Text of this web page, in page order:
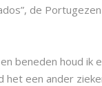
de
beneden houd ik
een ander